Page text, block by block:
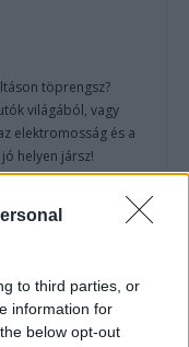
to third parties, or
information for
below opt-out
töprengsz?
világából, vagy
elektromosság és a
helyen jársz!
legfeljebb
autók